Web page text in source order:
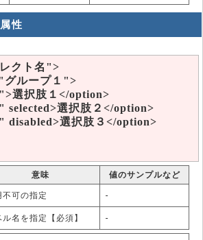
性
クト名">
グループ１">
選択肢１</option>
選択肢２</option>
disabled>選択肢３</option>
意味 値のサンプルなど
不可の指定 -
ル名を指定【必須】 -